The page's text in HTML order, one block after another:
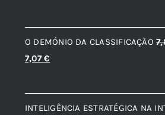
O DEMÓNIO DA CLASSIFICAÇÃO
O
original
era:
7,07€
atual
é:
INTELIGÊNCIA ESTRATÉGICA NA